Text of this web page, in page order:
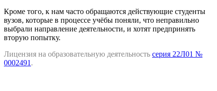
Кроме того, к нам часто обращаются действующие студенты
вузов, которые в процессе учёбы поняли, что неправильно
выбрали направление деятельности, и хотят предпринять
вторую попытку.
Лицензия на образовательную деятельность серия 22Л01 №
0002491 .